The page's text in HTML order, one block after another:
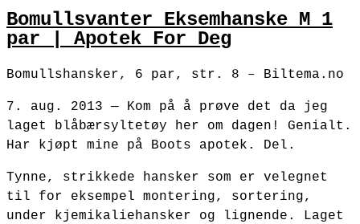
Bomullsvanter Eksemhanske M 1
par | Apotek For Deg
Bomullshansker, 6 par, str. 8 – Biltema.no
7. aug. 2013 — Kom på å prøve det da jeg
laget blåbærsyltetøy her om dagen! Genialt.
Har kjøpt mine på Boots apotek. Del.
Tynne, strikkede hansker som er velegnet
til for eksempel montering, sortering,
under kjemikaliehansker og lignende. Laget